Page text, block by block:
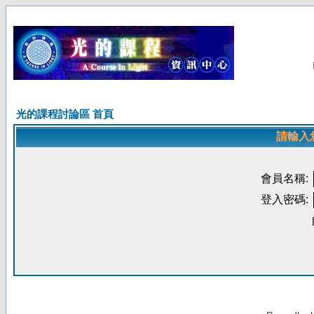
光的課程討論區 首頁
請輸入
會員名稱:
登入密碼: